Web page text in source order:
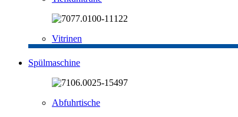
Vitrinen
Spülmaschine
Abfuhrtische